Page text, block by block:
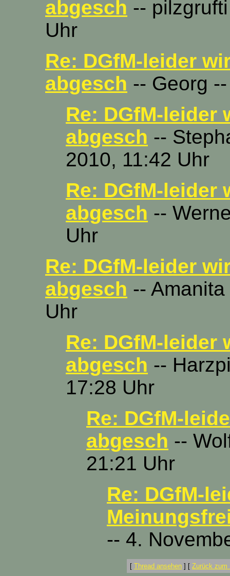
abgesch --
Uhr
Re: DGfM-leider
abgesch -- Georg
Re: DGfM-
abgesch --
2010, 11:42 Uhr
Re: DGfM-
abgesch --
Uhr
Re: DGfM-leider
abgesch --
Uhr
Re: DGfM-
abgesch --
17:28 Uhr
Re: DGfM-
abgesch --
21:21 Uhr
Re: DGfM-
-- 4.
[ Thread ansehen ] [ Zurück zum